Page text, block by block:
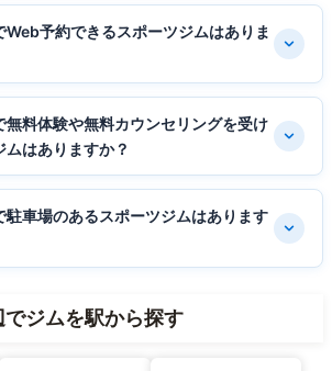
Web予約できるスポーツジムはありま
無料体験や無料カウンセリングを受け
ムはありますか？
駐車場のあるスポーツジムはあります
ジムを駅から探す